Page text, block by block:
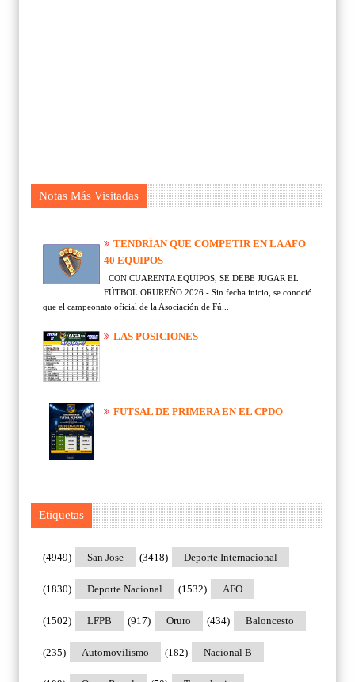
Notas Más Visitadas
TENDRÍAN QUE COMPETIR EN LA AFO
40 EQUIPOS
CON CUARENTA EQUIPOS, SE DEBE JUGAR EL
FÚTBOL ORUREÑO 2026 - Sin fecha inicio, se conoció
que el campeonato oficial de la Asociación de Fú...
LAS POSICIONES
FUTSAL DE PRIMERA EN EL CPDO
Etiquetas
San Jose
(4949) Deporte Internacional
(3418)
Deporte Nacional
(1830) AFO
(1532)
LFPB
(1502) Oruro
(917) Baloncesto
(434)
Automovilismo
(235) Nacional B
(182)